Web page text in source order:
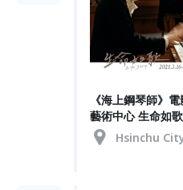
《海上鋼琴師》
藝術中心 生命如
Hsinchu